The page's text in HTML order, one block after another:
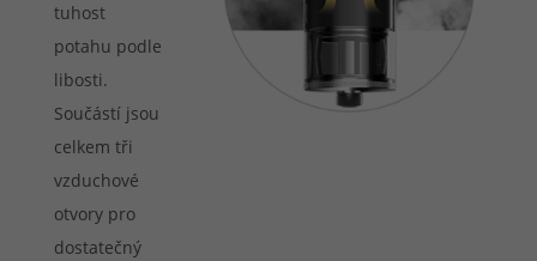
tuhost
potahu podle
libosti.
Součástí jsou
celkem tři
vzduchové
otvory pro
dostatečný